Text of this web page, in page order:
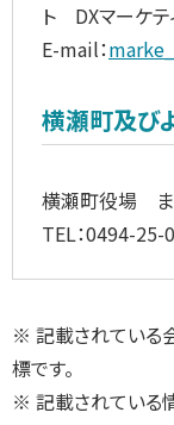
ト DXマーケテ
E-mail：
横瀬町及び
横瀬町役場
TEL：0494-25-
※ 記載されている
標です。
※ 記載されている